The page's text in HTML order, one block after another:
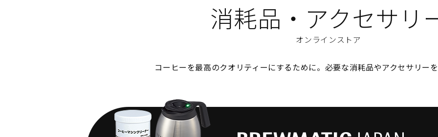
消耗品・アクセサリ
オンラインストア
コーヒーを最高のクオリティーにするために。必要な消耗品やアクセサリー